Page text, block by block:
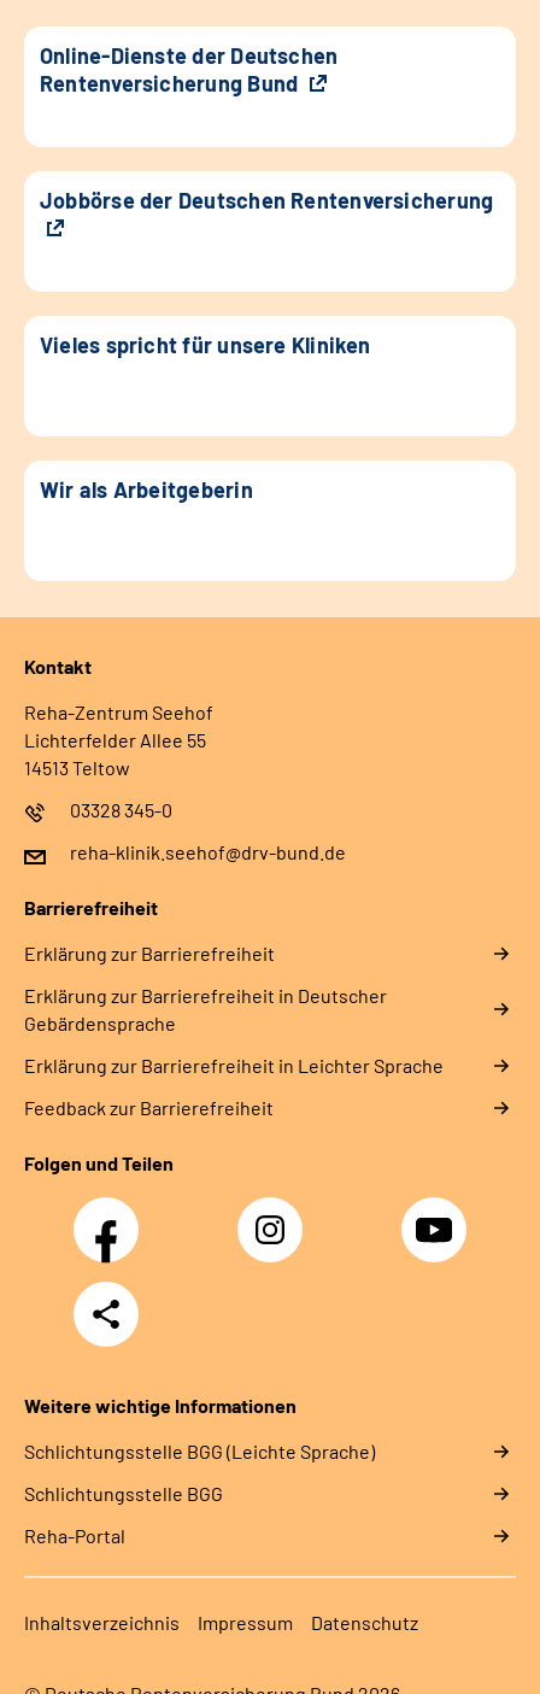
Online-Dienste der Deutschen
Rentenversicherung Bund
Jobbörse der Deutschen Rentenversicherung
Vieles spricht für unsere Kliniken
Wir als Arbeitgeberin
Kontakt
Reha-Zentrum Seehof
Lichterfelder Allee 55
14513 Teltow
03328 345-0
reha-klinik.seehof@drv-bund.de
Barrierefreiheit
Erklärung zur Barrierefreiheit
Erklärung zur Barrierefreiheit in Deutscher
Gebärdensprache
Erklärung zur Barrierefreiheit in Leichter Sprache
Feedback zur Barrierefreiheit
Folgen und Teilen
Facebook Instagram YouTube
Teilen
Weitere wichtige Informationen
Schlich­tungs­stel­le BGG (Leichte Sprache)
Schlich­tungs­stel­le BGG
Reha-Portal
Inhaltsverzeichnis Impressum Datenschutz